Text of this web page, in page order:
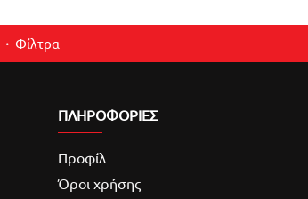
Φίλτρα
ΠΛΗΡΟΦΟΡΙΕΣ
Προφίλ
Όροι χρήσης